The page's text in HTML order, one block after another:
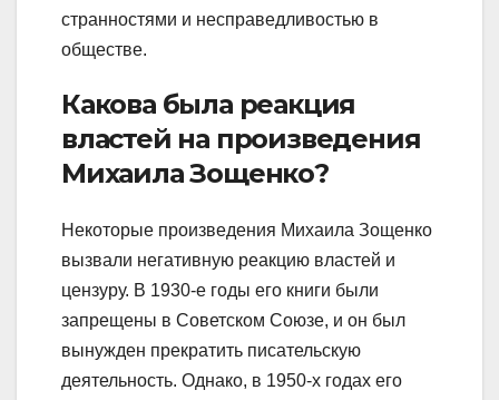
странностями и несправедливостью в
обществе.
Какова была реакция
властей на произведения
Михаила Зощенко?
Некоторые произведения Михаила Зощенко
вызвали негативную реакцию властей и
цензуру. В 1930-е годы его книги были
запрещены в Советском Союзе, и он был
вынужден прекратить писательскую
деятельность. Однако, в 1950-х годах его